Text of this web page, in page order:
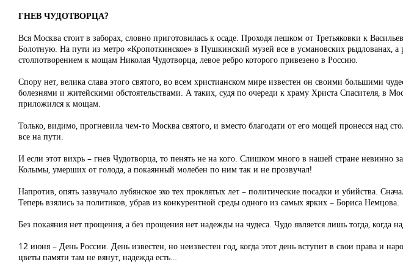
ГНЕВ ЧУДОТВОРЦА?
Вся Москва стоит в заборах, словно приготовилась к осаде. Проходя пешком от Третьяковки к
Болотную. На пути из метро «Кропоткинское» в Пушкинский музей все в усмановских рыдлованах, а
столпотворением к мощам Николая Чудотворца, левое ребро которого привезено в Россию.
Спору нет, велика слава этого святого, во всем христианском мире известен он своими большими
болезнями и житейскими обстоятельствами. А таких, судя по очереди к храму Христа Спасителя, в
приложился к мощам.
Только, видимо, прогневила чем-то Москва святого, и вместо благодати от его мощей пронесся над
все на пути.
И если этот вихрь – гнев Чудотворца, то пенять не на кого. Слишком много в нашей стране
Колымы, умерших от голода, а покаянный молебен по ним так и не прозвучал!
Напротив, опять зазвучало лубянское эхо тех проклятых лет – политические посадки и убийства.
Теперь взялись за политиков, убрав из конкурентной среды одного из самых ярких – Бориса Немцова.
Без покаяния нет прощения, а без прощения нет надежды на чудеса. Чудо является лишь тогда, когда
12 июня – День России. День известен, но неизвестен год, когда этот день вступит в свои права и
цветы памяти там не вянут, надежда есть…